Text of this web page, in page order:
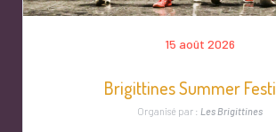
15 août 2026
Brigittines Summer
Organisé par : Les Brigittines